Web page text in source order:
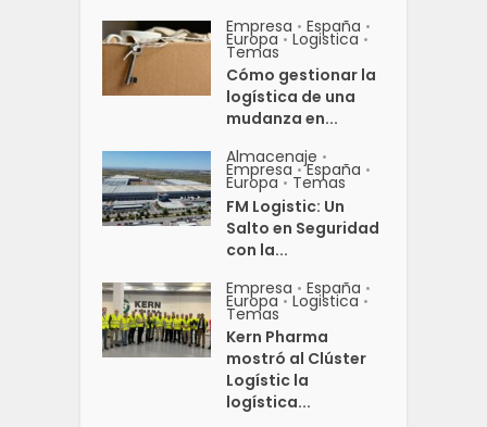
Empresa • España •
Europa • Logistica •
Temas
Cómo gestionar la
logística de una
mudanza en...
Almacenaje •
Empresa • España •
Europa • Temas
FM Logistic: Un
Salto en Seguridad
con la...
Empresa • España •
Europa • Logistica •
Temas
Kern Pharma
mostró al Clúster
Logístic la
logística...